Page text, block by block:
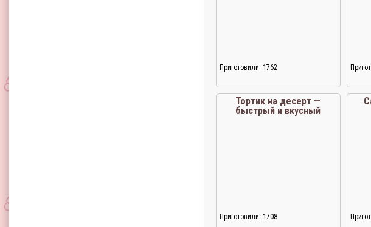
Приготовили: 1762
Тортик на десерт —
быстрый и вкусный
Приготовили: 1708